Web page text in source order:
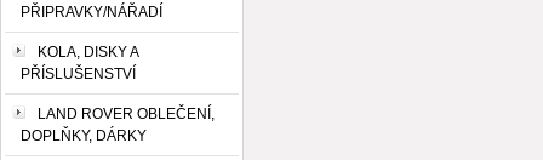
PŘIPRAVKY/NÁŘADÍ
KOLA, DISKY A
PŘÍSLUŠENSTVÍ
LAND ROVER OBLEČENÍ,
DOPLŇKY, DÁRKY